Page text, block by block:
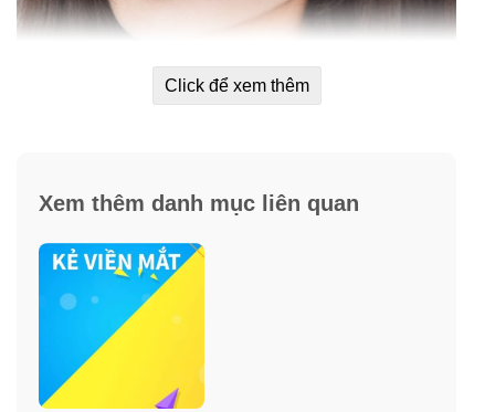
THÀNH của bạn:
➣ Đi bơi, đi mưa –không trôi
➣ Ra đường cả ngày về nhà – đôi mắt trông như mới
➣ Thậm chí, khi phải khóc vì “một ai đó” – Kiss me vẫn
luôn bên bạn.
Click để xem thêm
Xem thêm danh mục liên quan